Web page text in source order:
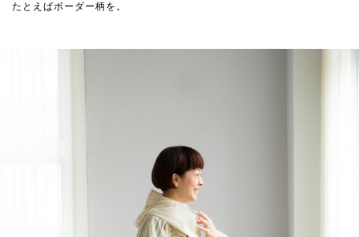
たとえばボーダー柄を。